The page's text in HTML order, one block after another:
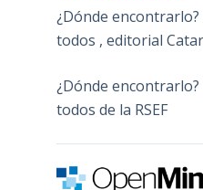
¿Dónde encontrarlo?
todos , editorial
¿Dónde encontrarlo?
todos de la RSEF